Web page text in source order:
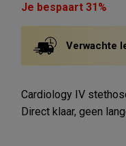
Je bespaart 31%
Verwachte
Cardiology IV
Direct klaar, geen